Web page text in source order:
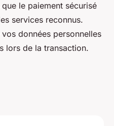
le paiement sécurisé
services reconnus.
données personnelles
lors de la transaction.